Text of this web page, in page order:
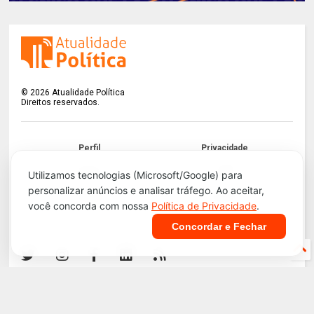
Utilizamos tecnologias (Microsoft/Google) para
personalizar anúncios e analisar tráfego. Ao aceitar,
você concorda com nossa Política de Privacidade.
Concordar e Fechar
©2026 Atualidade Política
Direitos reservados.
Perfil Privacidade
Termos LGPD
Contato Apoie!